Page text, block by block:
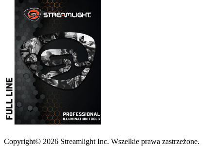
Copyright© 2026 Streamlight Inc. Wszelkie prawa zastrzeżone.